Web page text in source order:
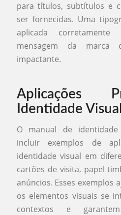
para títulos, subtítulos e
ser fornecidas. Uma
aplicada
mensagem da
impactante.
Aplicações
Identidade Visual
O manual de
incluir exemplos de
identidade visual em
cartões de visita, papel
anúncios. Esses exemplos
os elementos visuais se
contextos e